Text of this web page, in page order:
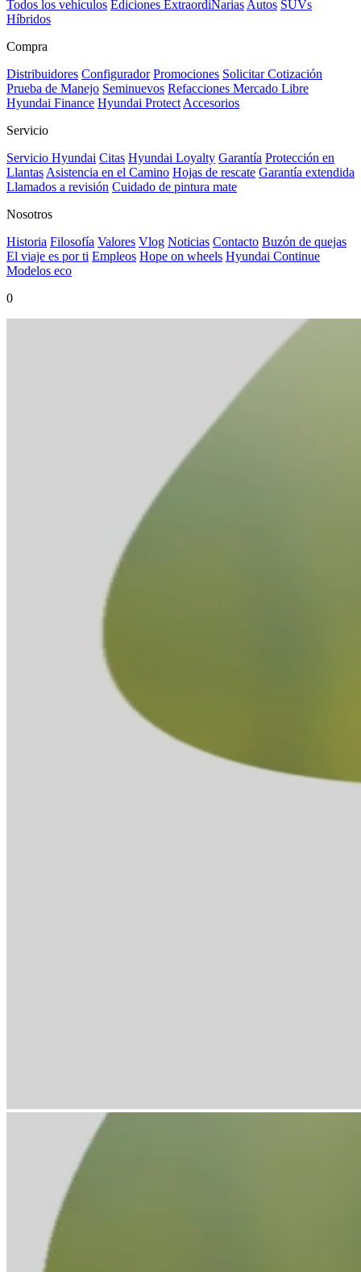
Todos los vehículos Ediciones ExtraordiNarias Autos SUVs
Híbridos
Compra
Distribuidores Configurador Promociones Solicitar Cotización
Prueba de Manejo Seminuevos Refacciones Mercado Libre
Hyundai Finance Hyundai Protect Accesorios
Servicio
Servicio Hyundai Citas Hyundai Loyalty Garantía Protección en
Llantas Asistencia en el Camino Hojas de rescate Garantía extendida
Llamados a revisión Cuidado de pintura mate⁠
Nosotros
Historia Filosofía Valores Vlog Noticias Contacto Buzón de quejas
El viaje es por ti Empleos Hope on wheels Hyundai Continue
Modelos eco
0